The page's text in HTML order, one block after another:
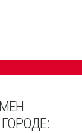
ГОРОДЕ: